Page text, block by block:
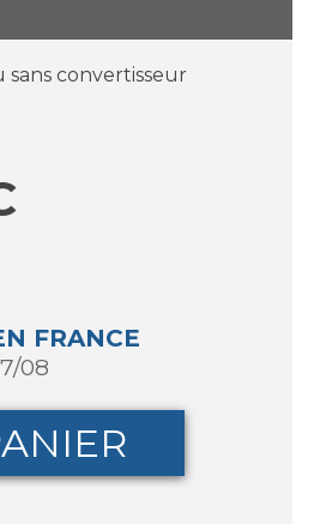
sans convertisseur
FRANCE
08